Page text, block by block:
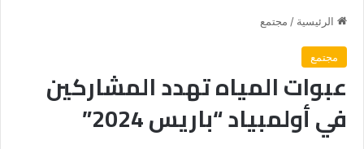
الرئيسية / مجتمع
مجتمع
عبوات المياه تهدد المشاركين
في أولمبياد “باريس 2024”